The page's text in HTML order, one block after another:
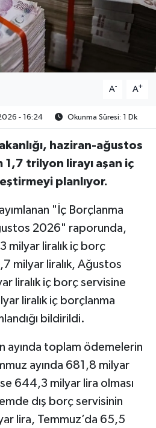
A- A+
- 16:24 Okunma Süresi: 1 Dk
haziran-ağustos
trilyon lirayı aşan iç
planlıyor.
"İç Borçlanma
2026" raporunda,
milyar liralık iç borç
milyar liralık, Ağustos
liralık iç borç servisine
liralık iç borçlanma
bildirildi.
ayında toplam ödemelerin
ayında 681,8 milyar
644,3 milyar lira olması
dış borç servisinin
lira, Temmuz’da 65,5